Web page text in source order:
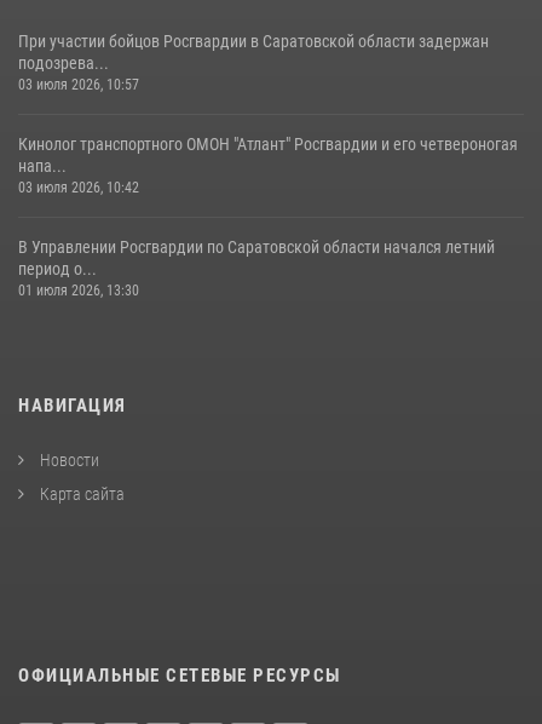
При участии бойцов Росгвардии в Саратовской области задержан
подозрева...
03 июля 2026, 10:57
Кинолог транспортного ОМОН "Атлант" Росгвардии и его четвероногая
напа...
03 июля 2026, 10:42
В Управлении Росгвардии по Саратовской области начался летний
период о...
01 июля 2026, 13:30
НАВИГАЦИЯ
Новости
Карта сайта
ОФИЦИАЛЬНЫЕ СЕТЕВЫЕ РЕСУРСЫ